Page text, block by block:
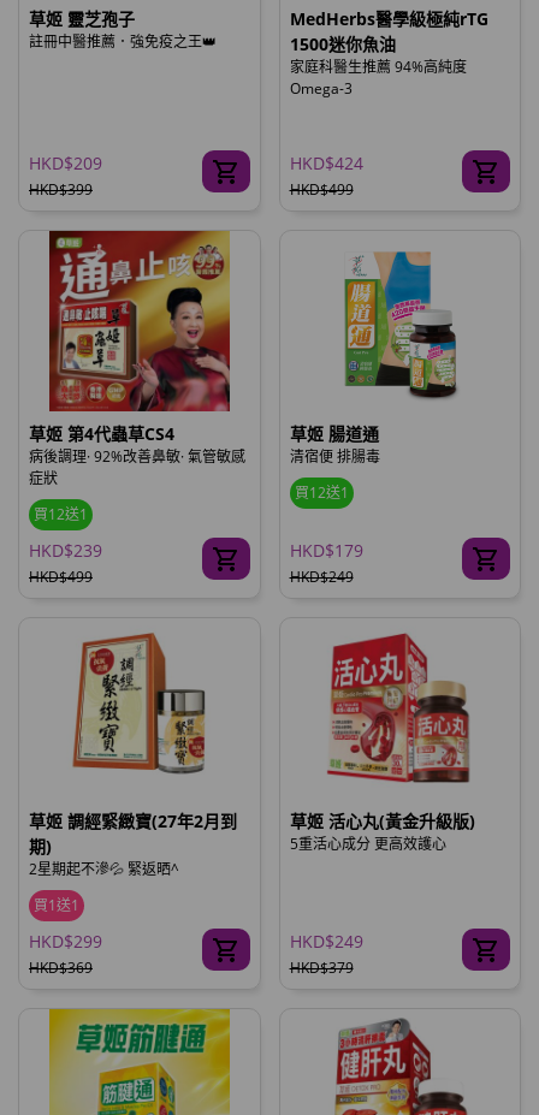
草姬 靈芝孢子
註冊中醫推薦．強免疫之王👑
HKD$209
HKD$399
MedHerbs醫學級極純rTG
1500迷你魚油
家庭科醫生推薦 94%高純度
Omega-3
HKD$424
HKD$499
草姬 第4代蟲草CS4
病後調理· 92%改善鼻敏· 氣管敏感
症狀
買12送1
HKD$239
HKD$499
草姬 腸道通
清宿便 排腸毒
買12送1
HKD$179
HKD$249
草姬 調經緊緻寶(27年2月到
期)
2星期起不滲💦 緊返晒^
買1送1
HKD$299
HKD$369
草姬 活心丸(黃金升級版)
5重活心成分 更高效護心
HKD$249
HKD$379